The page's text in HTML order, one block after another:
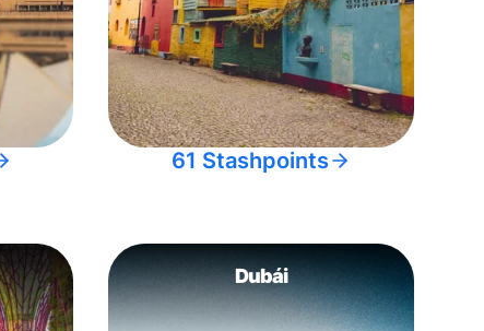
61 Stashpoints
Dubái